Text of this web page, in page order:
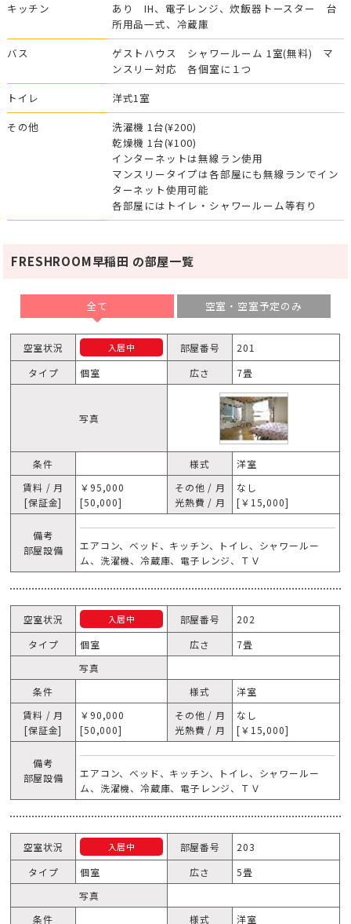
キッチン
あり IH、電子レンジ、炊飯器トースター 台
所用品一式、冷蔵庫
バス
ゲストハウス シャワールーム 1室(無料) マ
ンスリー対応 各個室に１つ
トイレ
洋式1室
その他
洗濯機 1台(¥200)
乾燥機 1台(¥100)
インターネットは無線ラン使用
マンスリータイプは各部屋にも無線ランでイン
ターネット使用可能
各部屋にはトイレ・シャワールーム等有り
FRESHROOM早稲田 の部屋一覧
全て 空室・空室予定のみ
空室状況 入居中 部屋番号
201
タイプ
個室 広さ 7畳
写真
条件 様式
洋室
賃料 / 月
[保証金]
￥95,000
[50,000]
その他 / 月
光熱費 / 月
なし
[￥15,000]
備考
部屋設備
エアコン、ベッド、キッチン、トイレ、シャワールー
ム、洗濯機、冷蔵庫、電子レンジ、ＴＶ
空室状況 入居中 部屋番号
202
タイプ
個室 広さ
7畳
写真
条件
様式
洋室
賃料 / 月
[保証金]
￥90,000
[50,000]
その他 / 月
光熱費 / 月
なし
[￥15,000]
備考
部屋設備
エアコン、ベッド、キッチン、トイレ、シャワールー
ム、洗濯機、冷蔵庫、電子レンジ、ＴＶ
空室状況 入居中 部屋番号
203
タイプ
個室 広さ
5畳
写真
条件
様式 洋室